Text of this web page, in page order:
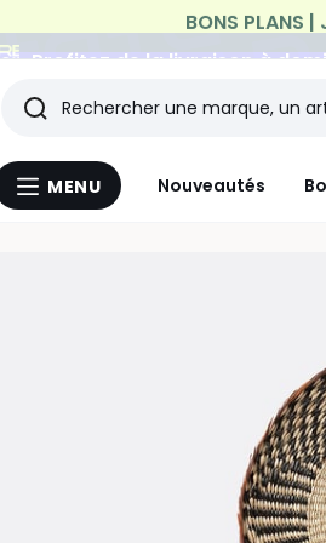
Profitez de la livraison à
Menu
MENU Nouveautés
Rechercher
Les
derniers